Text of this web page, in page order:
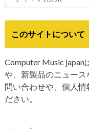
このサイトについて
Computer Music
や、新製品のニュー
問い合わせや、個人
ださい。